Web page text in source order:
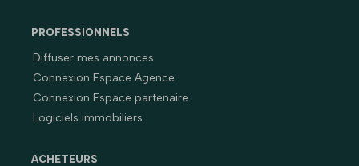
PROFESSIONNELS
Diffuser mes annonces
Connexion Espace Agence
Connexion Espace partenaire
Logiciels immobiliers
ACHETEURS